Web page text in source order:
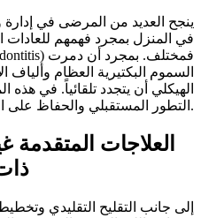
ينجح العديد من المرضى في إدارة
في المنزل بمجرد فهمهم للعادات
السموم البكتيرية العظام وألياف
الهيكلي أن يتجدد تلقائياً. في هذه
التطور المستقبلي والحفاظ على العظام ودعم اللثة المتبقي.
العلاجات المتقدمة
إلى جانب التقليح التقليدي